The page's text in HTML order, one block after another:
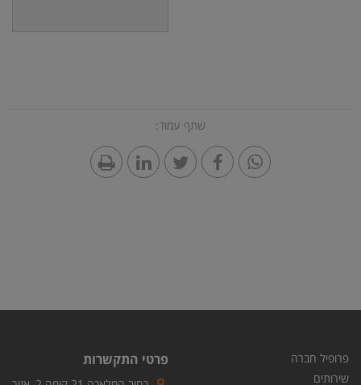
שתף עמוד:
פרופיל חברה
שירותים
פרטי התקשרות